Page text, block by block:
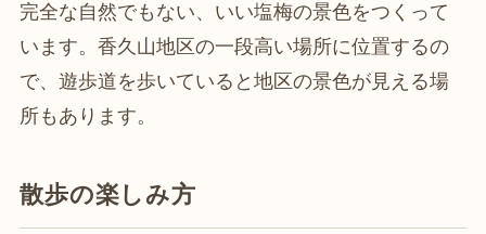
完全な自然でもない、いい塩梅の景色をつくって
います。香久山地区の一段高い場所に位置するの
で、遊歩道を歩いていると地区の景色が見える場
所もあります。
散歩の楽しみ方